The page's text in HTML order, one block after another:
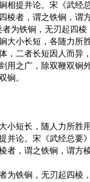
相提并论。宋《武经
棱者，谓之铁锏，谓
者为铁锏，无刃起四棱
大小长短，各随力所胜
，二者长短因人而异
用之广，除双鞭双锏
锏。
小短长，随人力所胜
并论。宋《武经总要
者，谓之铁锏，谓方
为铁锏，无刃起四棱